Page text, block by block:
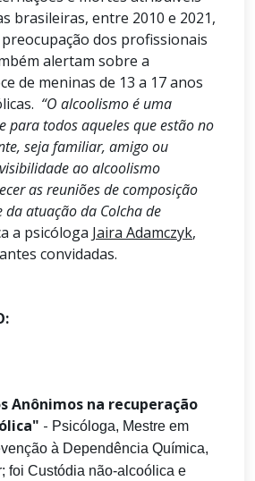
brasileiras, entre 2010 e 2021,
dos profissionais
alertam sobre a
de meninas de 13 a 17 anos
“O alcoolismo é uma
para todos aqueles que estão no
seja familiar, amigo ou
ao alcoolismo
as reuniões de composição
atuação da Colcha de
a psicóloga Jaira Adamczyk,
convidadas.
Anônimos na recuperação
- Psicóloga, Mestre em
à Dependência Química,
foi Custódia não-alcoólica e